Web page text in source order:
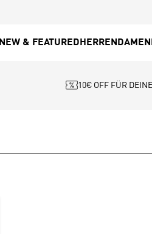
NEW & FEATURED HERREN DAMEN
10€ OFF FÜR